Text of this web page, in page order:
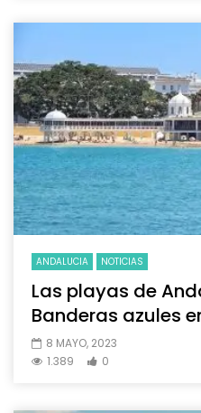
ANDALUCIA NOTICIAS
Las playas de
Banderas azules
8 MAYO, 2023
1.389
0